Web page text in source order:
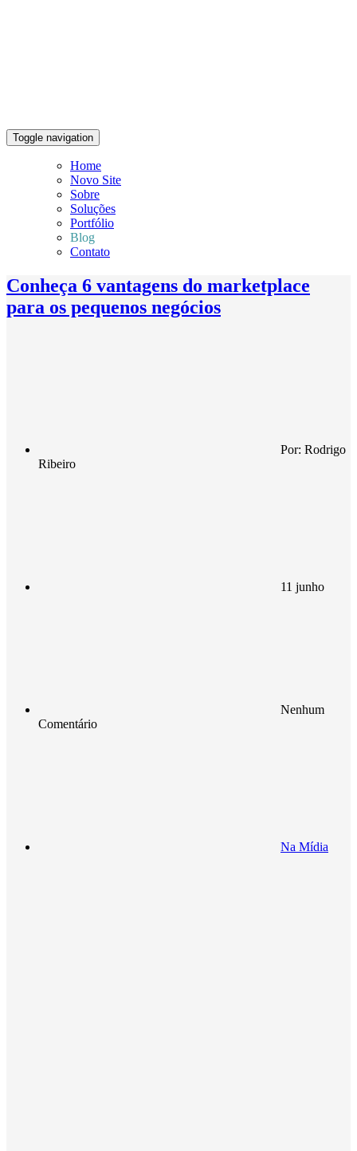
Toggle navigation
Home
Novo Site
Sobre
Soluções
Portfólio
Blog
Contato
Conheça 6 vantagens do marketplace
para os pequenos negócios
Por: Rodrigo
Ribeiro
11 junho
Nenhum
Comentário
Na Mídia